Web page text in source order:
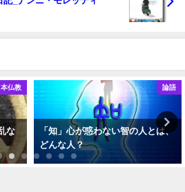
本仏教
な
論語
「知」心が惑わない智の人とは、
どんな人？